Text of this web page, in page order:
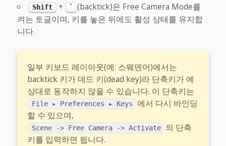
Shift + `
(backtick)은 Free Camera Mode를
켜는 토글이며, 키를 놓은 뒤에도 활성 상태를 유지합
니다.
일부 키보드 레이아웃(예: 스웨덴어)에서는
backtick 키가 데드 키(dead key)라 단축키가 예
상대로 동작하지 않을 수 있습니다. 이 단축키는
File ▸ Preferences ▸ Keys
에서 다시 바인딩
할 수 있으며,
Scene -> Free Camera -> Activate
의 단축
키를 입력하면 됩니다.